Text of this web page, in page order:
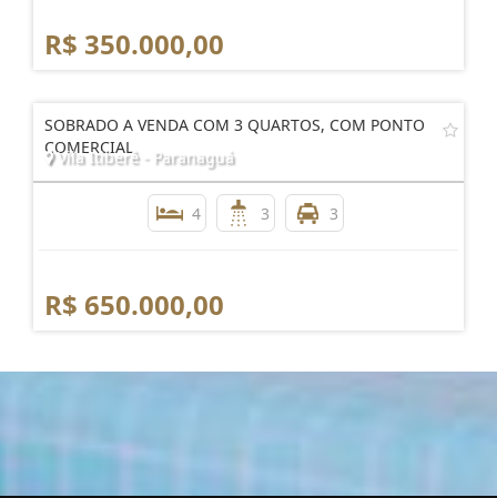
R$ 350.000,00
SOBRADO A VENDA COM 3 QUARTOS, COM PONTO
COMERCIAL
Vila Itiberê - Paranaguá
4 3 3
R$ 650.000,00